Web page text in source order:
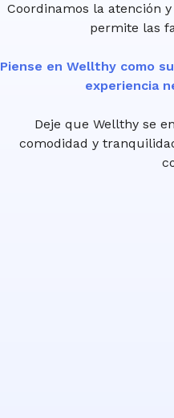
Coordinamos la atención
permite las
Piense en Wellthy como
experiencia
Deje que Wellthy se
comodidad y